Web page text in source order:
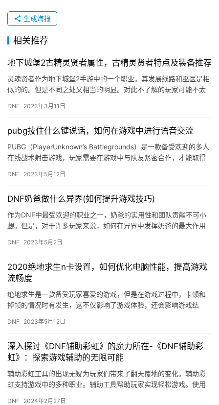
生成海报
相关推荐
地下城堡2古精灵贤者属性，古精灵贤者特点及装备推荐
灵魂贤者作为地下城堡2手游中的一个职业。其发展线路和巫医是相
似的的。但是不同之处又相当的明显。对此不了解的玩家可能不太
荐吧…
DNF 2023年3月11日
pubg按住什么键说话，如何在游戏中进行语音交流
PUBG（PlayerUnknown’s Battlegrounds）是一款备受欢迎的多人
在线战术射击游戏，玩家需要在游戏中与队友紧密合作，才能取得
DNF 2023年5月12日
DNF奶爸做什么异界(如何提升游戏技巧)
作为DNF中最受欢迎的职业之一，奶爸的实用性和团队贡献不可小
觑。但是，对于许多玩家来说，如何在异界中发挥奶爸的最大作用
用，…
DNF 2023年5月2日
2020绝地求生n卡设置，如何优化电脑性能，提高游戏
流畅度
绝地求生是一款备受玩家喜爱的游戏，但是在游戏过程中，卡顿和
掉帧的情况时有发生，这不仅影响了游戏体验，还会影响游戏结
度。在这…
DNF 2023年5月12日
深入探讨《DNF辅助彩虹》的魔力所在-《DNF辅助彩
虹》：探索游戏辅助的无限可能
辅助彩虹工具的出现无疑为玩家们带来了翻天覆地的变化。辅助彩
虹支持游戏中的多种职业。辅助工具帮助玩家实现轻松游戏。使用
DNF 2024年2月27日